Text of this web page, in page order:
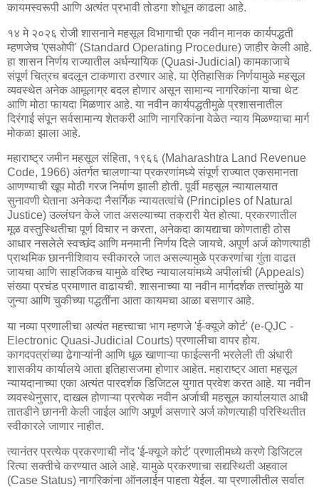
कायमस्वरूपी आणि अत्यंत प्रभावी तोडगा शोधून काढला आहे.
१४ मे २०२६ रोजी शासनाने महसूल विभागाची एक नवीन मानक कार्यपद्धती
म्हणजेच 'एसओपी' (Standard Operating Procedure) जाहीर केली आहे.
हा शासन निर्णय राज्यातील अर्धन्यायिक (Quasi-Judicial) कामकाजाचे
संपूर्ण चित्रच बदलून टाकणारा ठरणार आहे. या ऐतिहासिक निर्णयामुळे महसूल
व्यवस्थेत अनेक आमूलाग्र बदल होणार असून सामान्य नागरिकांना याचा थेट
आणि मोठा फायदा मिळणार आहे. या नवीन कार्यपद्धतीमुळे प्रशासनातील
दिरंगाई संपून सर्वसामान्य शेतकरी आणि नागरिकांना वेळेत न्याय मिळण्याचा मार्ग
मोकळा झाला आहे.
महाराष्ट्र जमीन महसूल संहिता, १९६६ (Maharashtra Land Revenue
Code, 1966) अंतर्गत चालणाऱ्या प्रकरणांमध्ये संपूर्ण राज्यात एकसमानता
आणण्याची खूप मोठी गरज निर्माण झाली होती. पूर्वी महसूल न्यायालयात
सुनावणी घेताना अनेकदा नैसर्गिक न्यायतत्वांचे (Principles of Natural
Justice) उल्लंघन केले जात असल्याच्या तक्रारी येत होत्या. प्रकरणातील
मूळ वस्तुस्थितीचा पूर्ण विचार न करता, अनेकदा कायद्याचा कोणताही ठोस
आधार नसलेले स्वच्छंद आणि मनमानी निर्णय दिले जायचे. अपूर्ण अर्ज कोणत्याही
प्राथमिक छाननीशिवाय स्वीकारले जात असल्यामुळे प्रकरणांचा गुंता वाढत
जायचा आणि साहजिकच यामुळे वरिष्ठ न्यायालयांमध्ये अपीलांची (Appeals)
संख्या प्रचंड प्रमाणात वाढायची. शासनाच्या या नवीन मार्गदर्शक तत्त्वांमुळे या
जुन्या आणि चुकीच्या पद्धतींना आता कायमचा आळा बसणार आहे.
या नव्या प्रणालीचा अत्यंत महत्त्वाचा भाग म्हणजे 'ई-क्यूजे कोर्ट' (e-QJC -
Electronic Quasi-Judicial Courts) प्रणालीचा वापर होय.
कागदपत्रांच्या ढेगाऱ्यांनी आणि धूळ खाणाऱ्या फाईल्सनी भरलेली ती अंधारी
शासकीय कार्यालये आता इतिहासजमा होणार आहेत. महाराष्ट्र आता महसूल
न्यायदानाच्या एका अत्यंत पारदर्शक डिजिटल युगात प्रवेश करत आहे. या नवीन
व्यवस्थेनुसार, दाखल होणाऱ्या प्रत्येक नवीन अर्जाची महसूल कार्यालयात आधी
तातडीने छाननी केली जाईल आणि अपूर्ण असणारे अर्ज कोणत्याही परिस्थितीत
स्वीकारले जाणार नाहीत.
त्यानंतर प्रत्येक प्रकरणाची नोंद 'ई-क्यूजे कोर्ट' प्रणालीमध्ये करणे डिजिटल
रित्या सक्तीचे करण्यात आले आहे. यामुळे प्रकरणाचा सद्यस्थिती अहवाल
(Case Status) नागरिकांना ऑनलाईन पाहता येईल. या प्रणालीतील सर्वात